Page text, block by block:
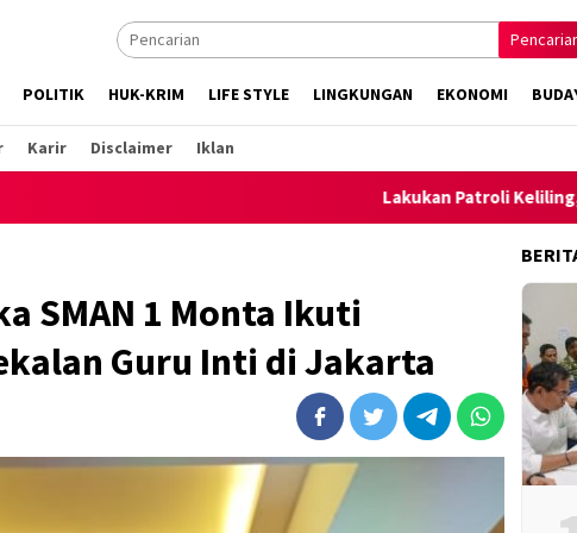
POLITIK HUK-KRIM LIFE STYLE LINGKUNGAN EKONOMI
Karir Disclaimer Iklan
Lakukan Patroli Keliling, Polsek
SMAN 1 Monta Ikuti
Guru Inti di Jakarta